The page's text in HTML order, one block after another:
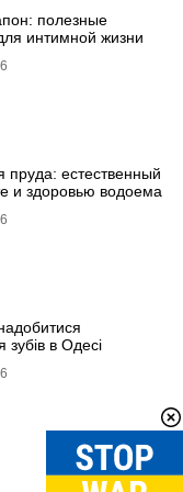
полезные
интимной жизни
пруда: естественный
и здоровью водоема
зубів в Одесі